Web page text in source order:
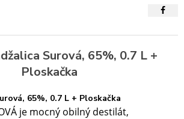
Surová, 65%, 0.7 L +
Ploskačka
65%, 0.7 L + Ploskačka
je mocný obilný destilát,